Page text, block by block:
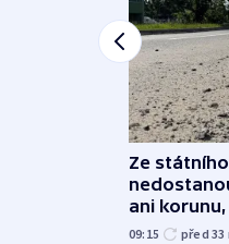
Ze
ani
09:15 před 33